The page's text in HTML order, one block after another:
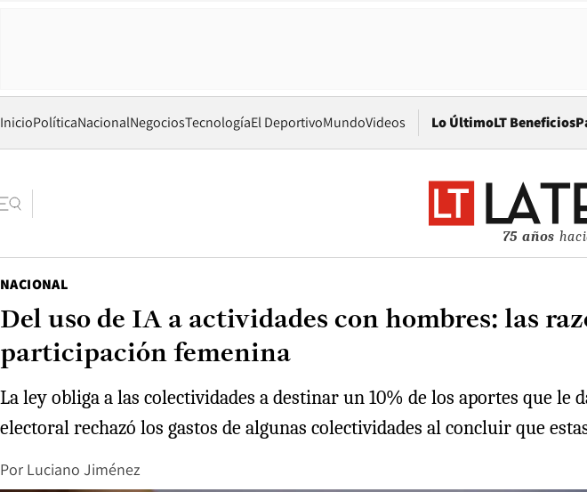
InicioPolíticaNacionalNegociosTecnologíaEl DeportivoMundoVideos Lo ÚltimoLT Beneficios
75 años
NACIONAL
Del uso de IA a actividades con hombres: las
participación femenina
La ley obliga a las colectividades a destinar un 10% de los aportes que
electoral rechazó los gastos de algunas colectividades al concluir que
Por Luciano Jiménez